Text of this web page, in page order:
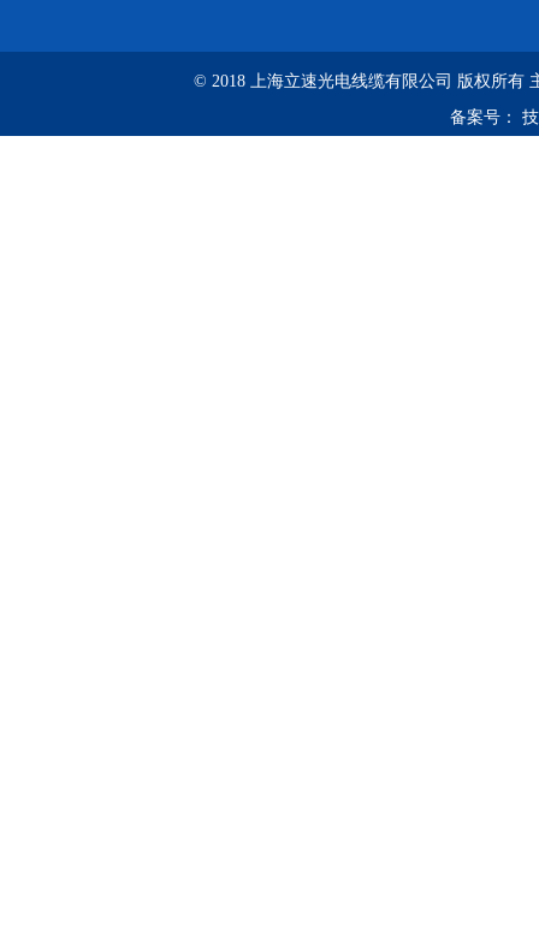
© 2018 上海立速光电线缆有限公司 版权所有
备案号：